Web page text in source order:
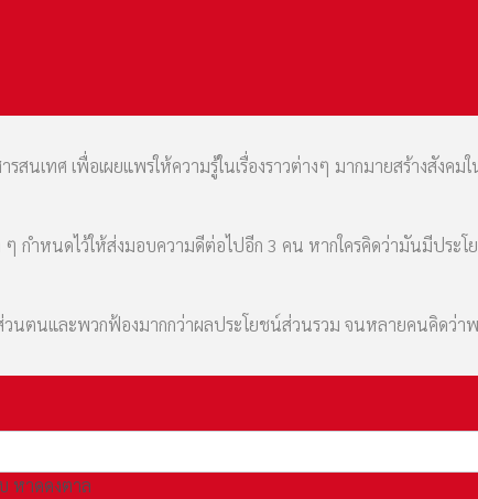
เทศ เพื่อเผยแพร่ให้ความรู้ในเรื่องราวต่างๆ มากมายสร้างสังคม
ๆ กำหนดไว้ให้ส่งมอบความดีต่อไปอีก 3 คน หากใครคิดว่ามันมีประ
นตนและพวกฟ้องมากกว่าผลประโยชน์ส่วนรวม จนหลายคนคิดว่า
หาดดงตาล